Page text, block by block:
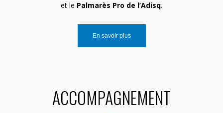
et le Palmarès Pro de l’Adisq.
En savoir plus
ACCOMPAGNEMENT